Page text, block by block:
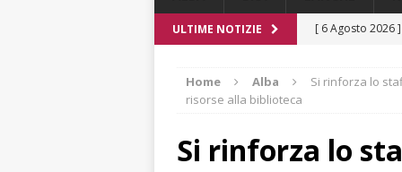
ULTIME NOTIZIE [ 6 Agosto 2026 ]
[ 6 Agosto 2026 ]
[ 6 Agosto 2026
Home Alba
Si rinforza lo
risorse alla biblioteca
Si rinforza lo